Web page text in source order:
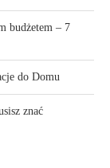
budżetem – 7
do Domu
znać